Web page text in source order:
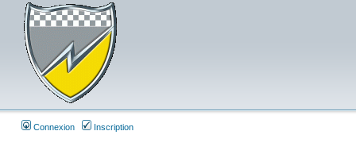
Connexion Inscription